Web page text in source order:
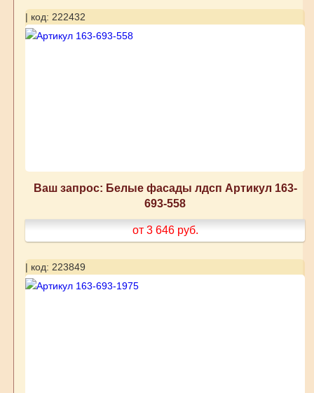
| код: 222432
Ваш запрос: Белые фасады лдсп Артикул 163-
693-558
от 3 646 руб.
| код: 223849